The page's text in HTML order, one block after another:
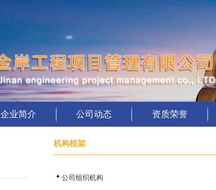
企业简介 公司动态 资质荣誉
机构框架
公司组织机构